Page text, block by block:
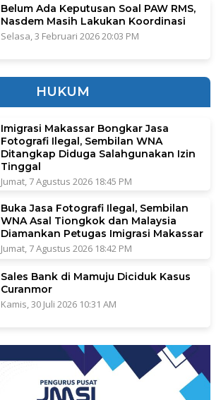
Belum Ada Keputusan Soal PAW RMS,
Nasdem Masih Lakukan Koordinasi
Selasa, 3 Februari 2026 20:03 PM
HUKUM
Imigrasi Makassar Bongkar Jasa
Fotografi Ilegal, Sembilan WNA
Ditangkap Diduga Salahgunakan Izin
Tinggal
Jumat, 7 Agustus 2026 18:45 PM
Buka Jasa Fotografi Ilegal, Sembilan
WNA Asal Tiongkok dan Malaysia
Diamankan Petugas Imigrasi Makassar
Jumat, 7 Agustus 2026 18:42 PM
Sales Bank di Mamuju Diciduk Kasus
Curanmor
Kamis, 30 Juli 2026 10:31 AM